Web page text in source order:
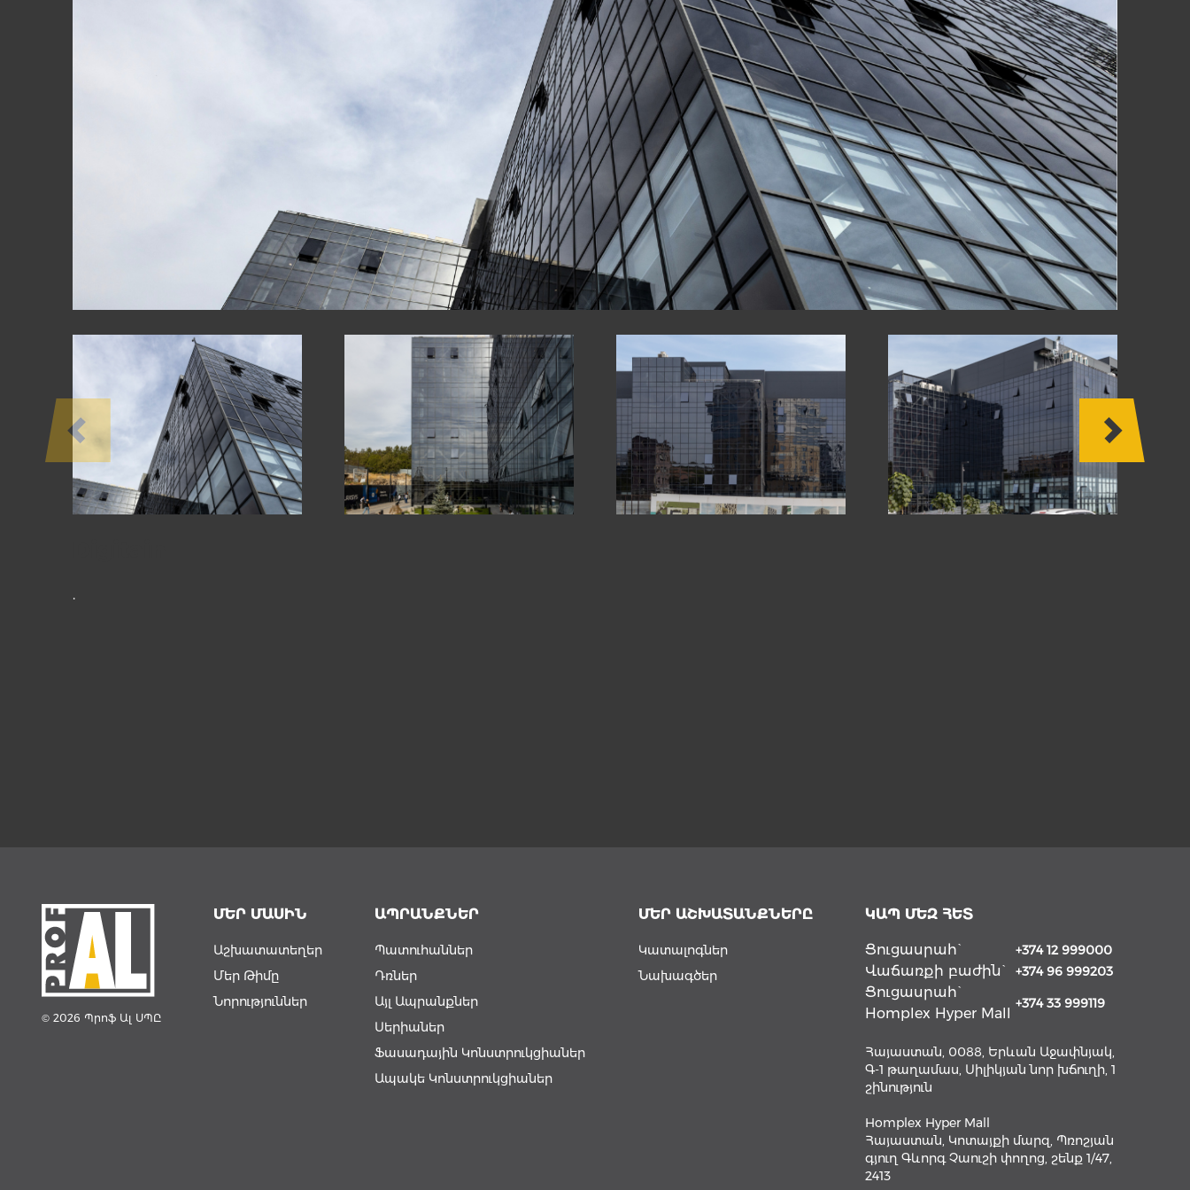
ԱՊԱԿԵ ԿՈՆՍՏՐՈՒԿՑԻԱՆԵՐ
ՖԱՍԱԴԱՅԻՆ ԿՈՆՍՏՐՈՒԿՑԻԱՆԵՐ
ԱՅԼ ԱՊՐԱՆՔՆԵՐ
ԿԱՀՈՒՅՔ
ՆԱԽԱԳԾԵՐ
.
© 2026 Պրոֆ Ալ ՍՊԸ
ՄԵՐ ՄԱՍԻՆ
Աշխատատեղեր
Մեր Թիմը
Նորություններ
ԱՊՐԱՆՔՆԵՐ
Պատուհաններ
Դռներ
Այլ Ապրանքներ
Սերիաներ
Ֆասադային Կոնստրուկցիաներ
Ապակե Կոնստրուկցիաներ
ՄԵՐ ԱՇԽԱՏԱՆՔՆԵՐԸ
Կատալոգներ
Նախագծեր
ԿԱՊ ՄԵԶ ՀԵՏ
Ցուցասրահ` +374 12 999000
Վաճառքի բաժին` +374 96 999203
Ցուցասրահ`
Homplex Hyper Mall
+374 33 999119
Հայաստան, 0088, Երևան Աջափնյակ,
Գ-1 թաղամաս, Սիլիկյան նոր խճուղի, 1
շինություն
Homplex Hyper Mall
Հայաստան, Կոտայքի մարզ, Պռոշյան
գյուղ Գևորգ Չաուշի փողոց, շենք 1/47,
2413